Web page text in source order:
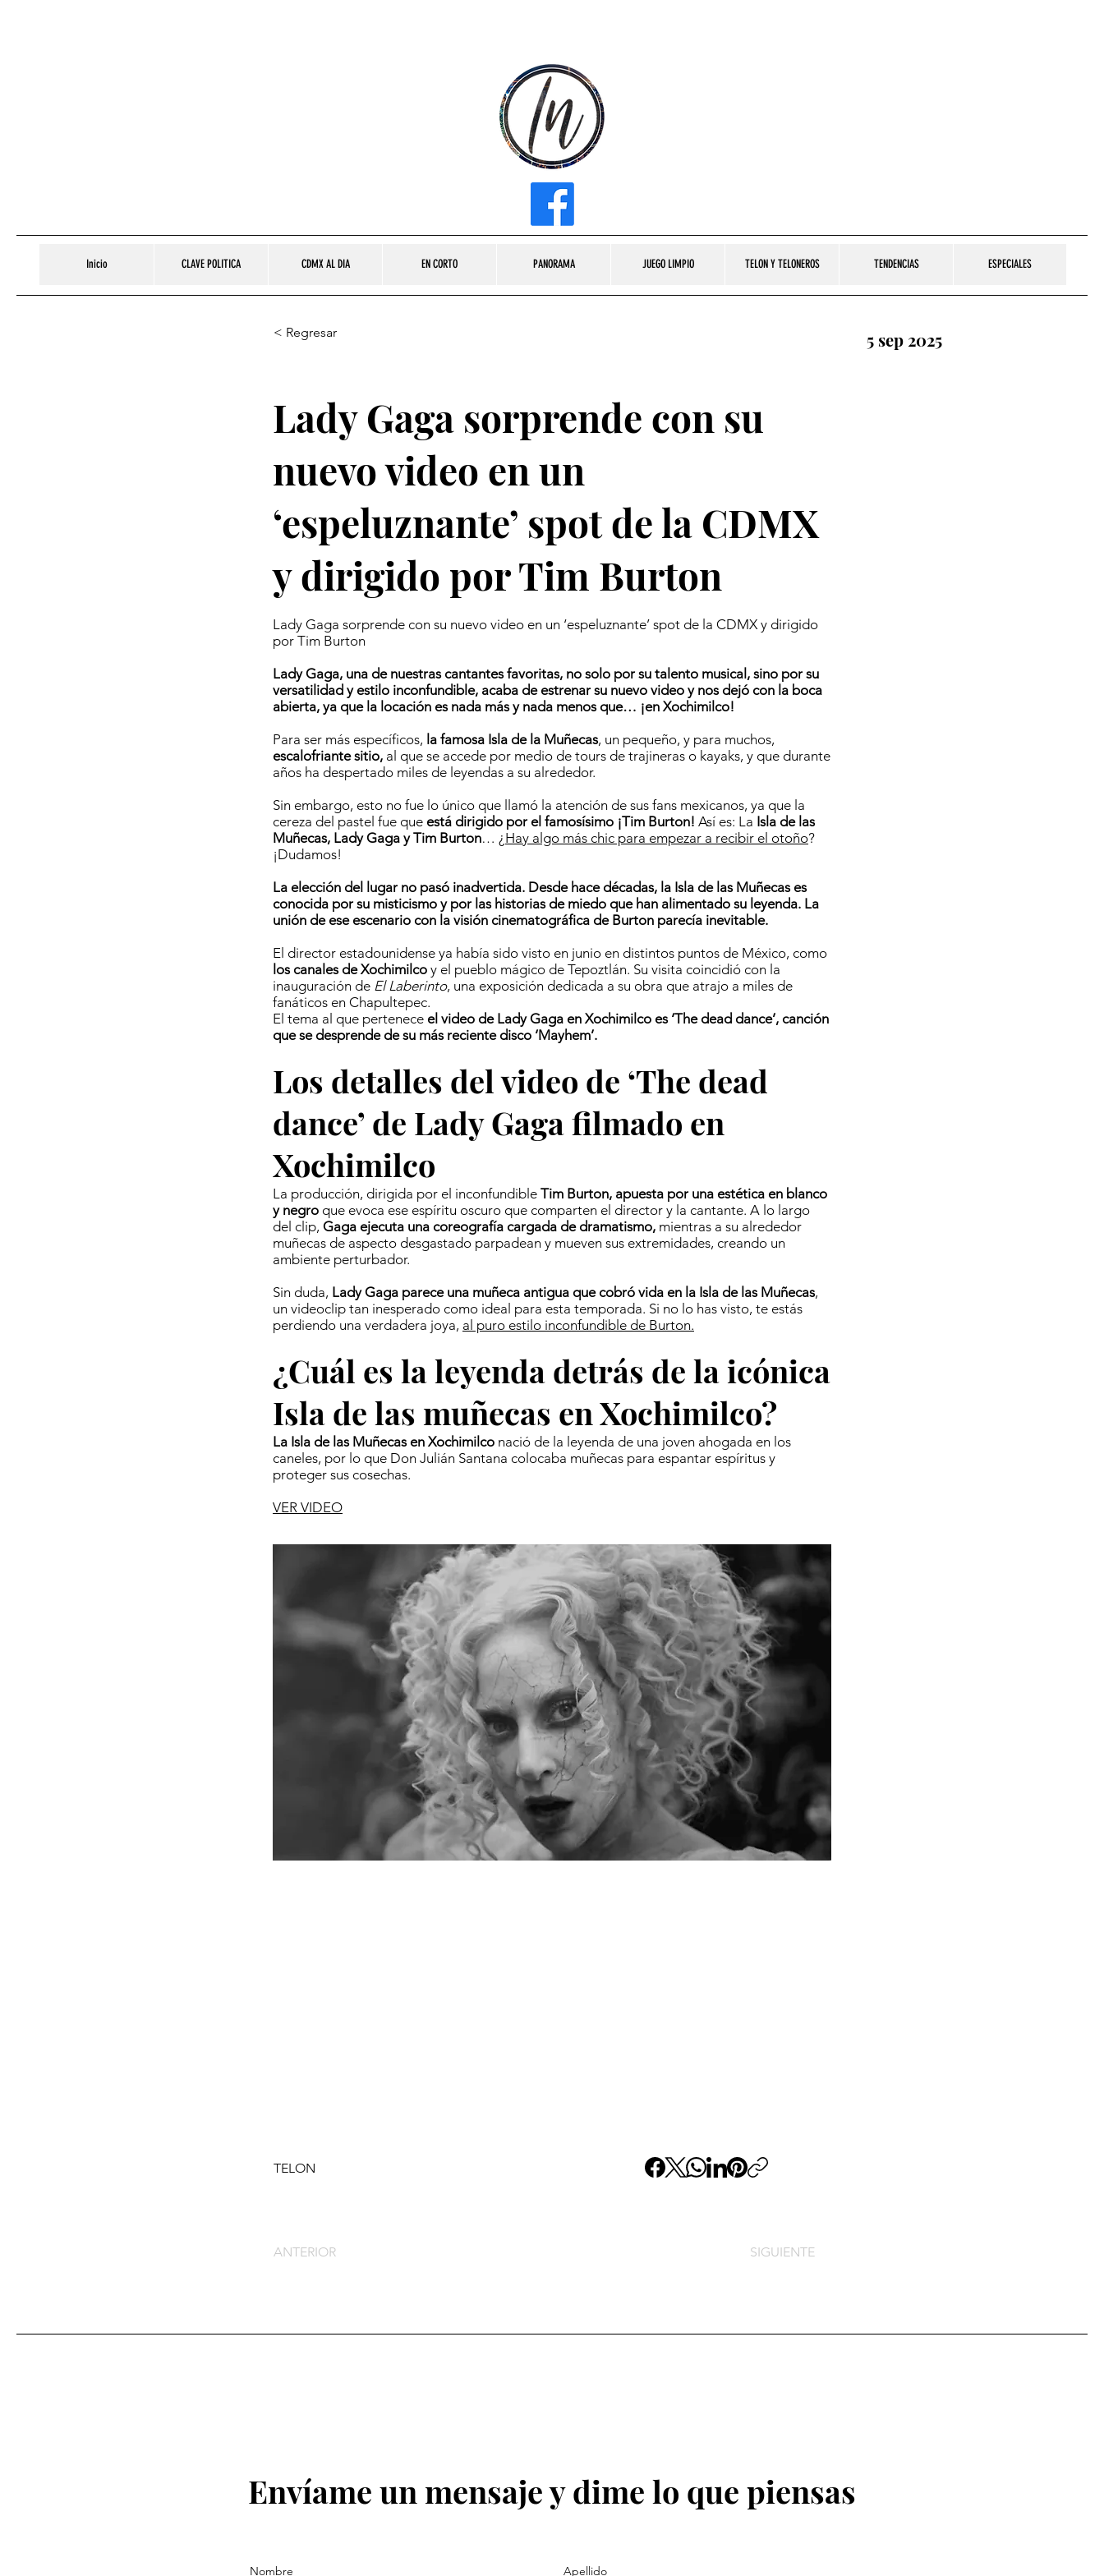
Inicio CLAVE POLITICA CDMX AL DIA EN CORTO PANORAMA JUEGO LIMPIO TELON Y TELONEROS TENDENCIAS ESPECIALES
< Regresar 5 sep 2025
Lady Gaga sorprende con su
nuevo video en un
‘espeluznante’ spot de la CDMX
y dirigido por Tim Burton
Lady Gaga sorprende con su nuevo video en un ‘espeluznante’ spot de la CDMX y dirigido
por Tim Burton
Lady Gaga, una de nuestras cantantes favoritas, no solo por su talento musical, sino por su
versatilidad y estilo inconfundible, acaba de estrenar su nuevo video y nos dejó con la boca
abierta, ya que la locación es nada más y nada menos que… ¡en Xochimilco!
Para ser más específicos, la famosa Isla de la Muñecas, un pequeño, y para muchos,
escalofriante sitio, al que se accede por medio de tours de trajineras o kayaks, y que durante
años ha despertado miles de leyendas a su alrededor.
Sin embargo, esto no fue lo único que llamó la atención de sus fans mexicanos, ya que la
cereza del pastel fue que está dirigido por el famosísimo ¡Tim Burton! Así es: La Isla de las
Muñecas, Lady Gaga y Tim Burton… ¿ Hay algo más chic para empezar a recibir el otoño?
¡Dudamos!
La elección del lugar no pasó inadvertida. Desde hace décadas, la Isla de las Muñecas es
conocida por su misticismo y por las historias de miedo que han alimentado su leyenda. La
unión de ese escenario con la visión cinematográfica de Burton parecía inevitable.
El director estadounidense ya había sido visto en junio en distintos puntos de México, como
los canales de Xochimilco y el pueblo mágico de Tepoztlán. Su visita coincidió con la
inauguración de El Laberinto, una exposición dedicada a su obra que atrajo a miles de
fanáticos en Chapultepec.
El tema al que pertenece el video de Lady Gaga en Xochimilco es ‘The dead dance’, canción
que se desprende de su más reciente disco ‘Mayhem’.
Los detalles del video de ‘The dead
dance’ de Lady Gaga filmado en
Xochimilco
La producción, dirigida por el inconfundible Tim Burton, apuesta por una estética en blanco
y negro que evoca ese espíritu oscuro que comparten el director y la cantante. A lo largo
del clip, Gaga ejecuta una coreografía cargada de dramatismo, mientras a su alrededor
muñecas de aspecto desgastado parpadean y mueven sus extremidades, creando un
ambiente perturbador.
Sin duda, Lady Gaga parece una muñeca antigua que cobró vida en la Isla de las Muñecas,
un videoclip tan inesperado como ideal para esta temporada. Si no lo has visto, te estás
perdiendo una verdadera joya, al puro estilo inconfundible de Burton.
¿Cuál es la leyenda detrás de la icónica
Isla de las muñecas en Xochimilco?
La Isla de las Muñecas en Xochimilco nació de la leyenda de una joven ahogada en los
caneles, por lo que Don Julián Santana colocaba muñecas para espantar espíritus y
proteger sus cosechas.
VER VIDEO
TELON
ANTERIOR SIGUIENTE
Envíame un mensaje y dime lo que piensas
Nombre Apellido